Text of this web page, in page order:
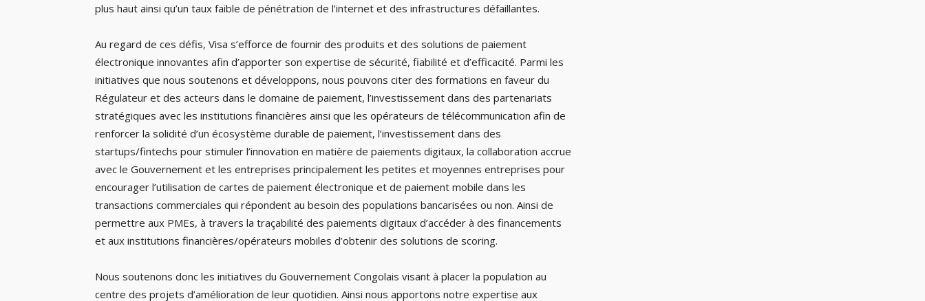
plus haut ainsi qu’un taux faible de pénétration de l’internet et des infrastructures défaillantes.
Au regard de ces défis, Visa s’efforce de fournir des produits et des solutions de paiement
électronique innovantes afin d’apporter son expertise de sécurité, fiabilité et d’efficacité. Parmi les
initiatives que nous soutenons et développons, nous pouvons citer des formations en faveur du
Régulateur et des acteurs dans le domaine de paiement, l’investissement dans des partenariats
stratégiques avec les institutions financières ainsi que les opérateurs de télécommunication afin de
renforcer la solidité d’un écosystème durable de paiement, l’investissement dans des
startups/fintechs pour stimuler l’innovation en matière de paiements digitaux, la collaboration accrue
avec le Gouvernement et les entreprises principalement les petites et moyennes entreprises pour
encourager l’utilisation de cartes de paiement électronique et de paiement mobile dans les
transactions commerciales qui répondent au besoin des populations bancarisées ou non. Ainsi de
permettre aux PMEs, à travers la traçabilité des paiements digitaux d’accéder à des financements
et aux institutions financières/opérateurs mobiles d’obtenir des solutions de scoring.
Nous soutenons donc les initiatives du Gouvernement Congolais visant à placer la population au
centre des projets d’amélioration de leur quotidien. Ainsi nous apportons notre expertise aux